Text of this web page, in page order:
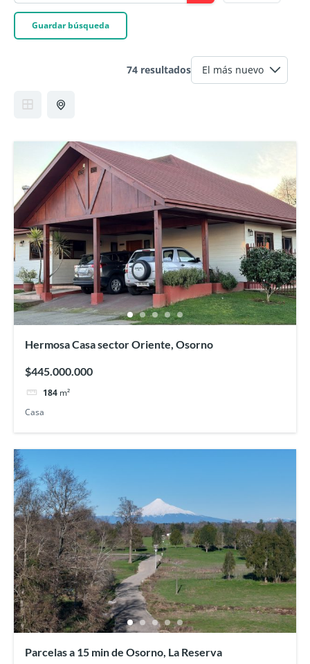
Guardar búsqueda
74 resultados
Hermosa Casa sector Oriente, Osorno
$445.000.000
184 m²
Casa
Parcelas a 15 min de Osorno, La Reserva